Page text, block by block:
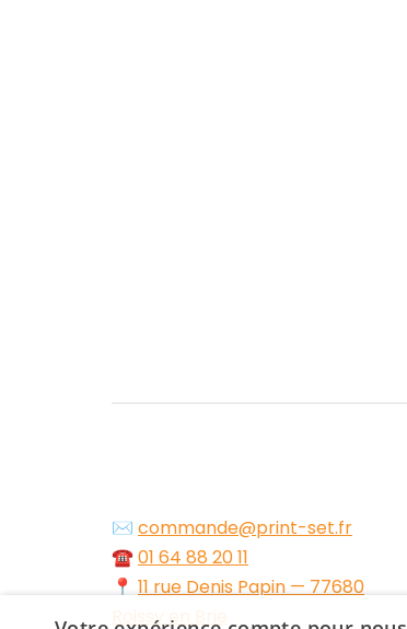
✉️ commande@print-set.fr
☎️01 64 88 20 11
📍 11 rue Denis Papin — 77680
Roissy en Brie